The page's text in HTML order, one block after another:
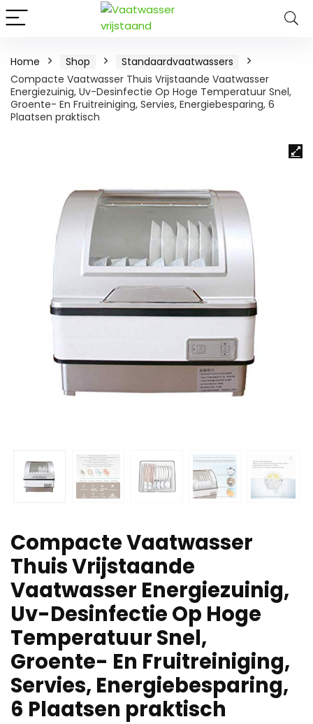
Home Shop
Standaardvaatwassers
Compacte Vaatwasser Thuis Vrijstaande Vaatwasser
Energiezuinig, Uv-Desinfectie Op Hoge Temperatuur Snel,
Groente- En Fruitreiniging, Servies, Energiebesparing, 6
Plaatsen praktisch
Compacte Vaatwasser
Thuis Vrijstaande
Vaatwasser Energiezuinig,
Uv-Desinfectie Op Hoge
Temperatuur Snel,
Groente- En Fruitreiniging,
Servies, Energiebesparing,
6 Plaatsen praktisch